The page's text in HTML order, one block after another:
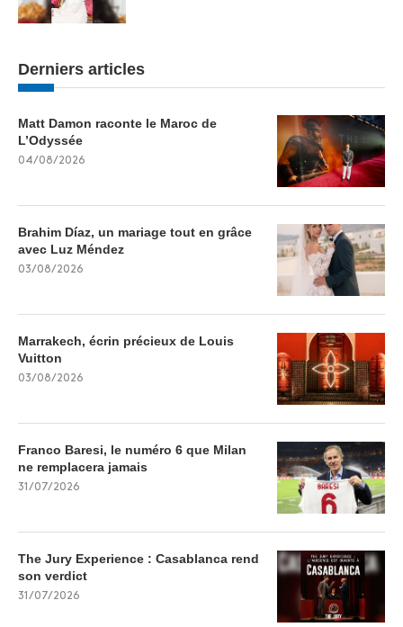
Derniers articles
Matt Damon raconte le Maroc de
L’Odyssée
04/08/2026
Brahim Díaz, un mariage tout en grâce
avec Luz Méndez
03/08/2026
Marrakech, écrin précieux de Louis
Vuitton
03/08/2026
Franco Baresi, le numéro 6 que Milan
ne remplacera jamais
31/07/2026
The Jury Experience : Casablanca rend
son verdict
31/07/2026